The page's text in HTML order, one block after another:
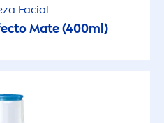
Facial
Mate (400ml)